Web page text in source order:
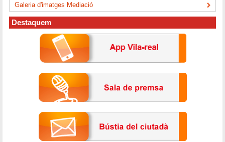
Galeria d'imatges Mediació
Destaquem